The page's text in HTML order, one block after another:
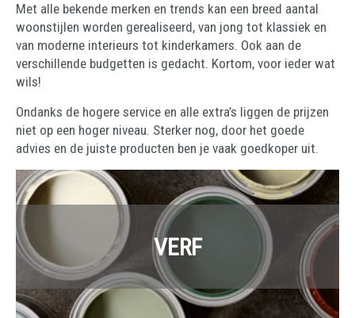
Met alle bekende merken en trends kan een breed aantal
woonstijlen worden gerealiseerd, van jong tot klassiek en
van moderne interieurs tot kinderkamers. Ook aan de
verschillende budgetten is gedacht. Kortom, voor ieder wat
wils!
Ondanks de hogere service en alle extra’s liggen de prijzen
niet op een hoger niveau. Sterker nog, door het goede
advies en de juiste producten ben je vaak goedkoper uit.
VERF